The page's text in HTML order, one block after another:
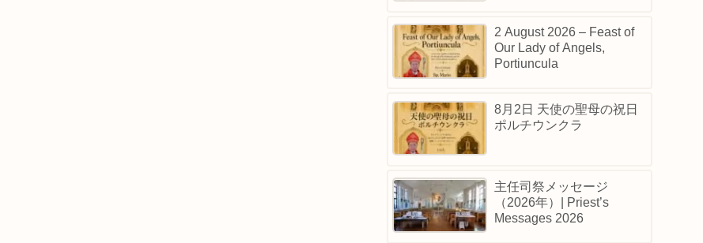
2 August 2026 – Feast of
Our Lady of Angels,
Portiuncula
8月2日 天使の聖母の祝日
ポルチウンクラ
主任司祭メッセージ
（2026年）| Priest’s
Messages 2026